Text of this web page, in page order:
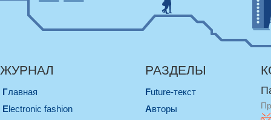
ЖУРНАЛ
Главная
electronic fashion
РАЗДЕЛЫ
Future-текст
Авторы